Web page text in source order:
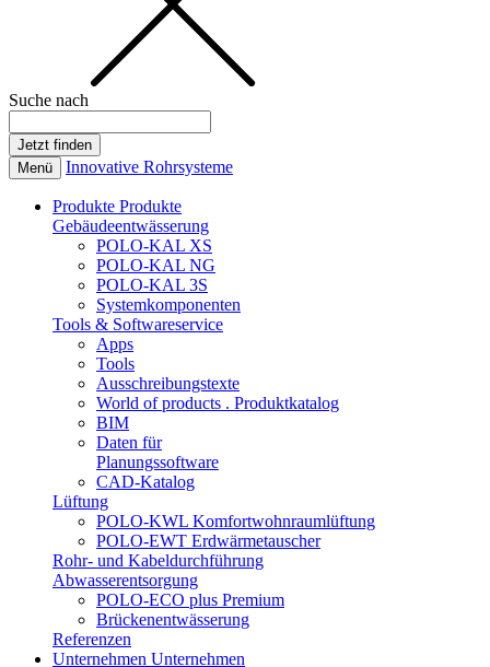
Suche nach
Menü Innovative Rohrsysteme
Produkte Produkte
Gebäudeentwässerung
POLO-KAL XS
POLO-KAL NG
POLO-KAL 3S
Systemkomponenten
Tools & Softwareservice
Apps
Tools
Ausschreibungstexte
World of products . Produktkatalog
BIM
Daten für
Planungssoftware
CAD-Katalog
Lüftung
POLO-KWL Komfortwohnraumlüftung
POLO-EWT Erdwärmetauscher
Rohr- und Kabeldurchführung
Abwasserentsorgung
POLO-ECO plus Premium
Brückenentwässerung
Referenzen
Unternehmen Unternehmen